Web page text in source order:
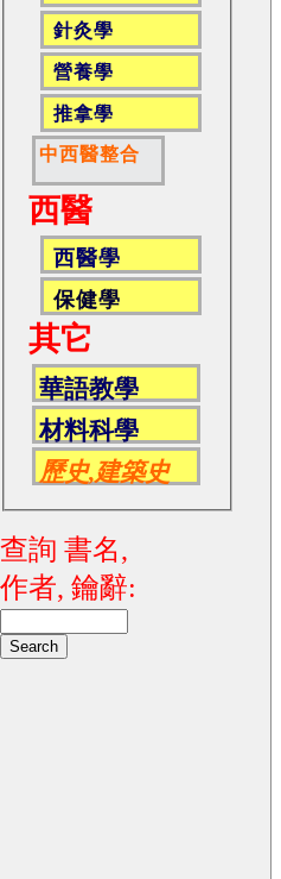
針灸學
營養學
推拿學
中西醫整合
西醫
西醫學
保健學
其它
華語教學
材料科學
歷史,建築史
查詢 書名,
作者, 鑰辭: